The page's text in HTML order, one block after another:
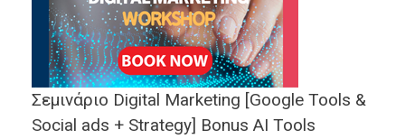
Σεμινάριο Digital Marketing [Google Tools &
Social ads + Strategy] Bonus AI Tools